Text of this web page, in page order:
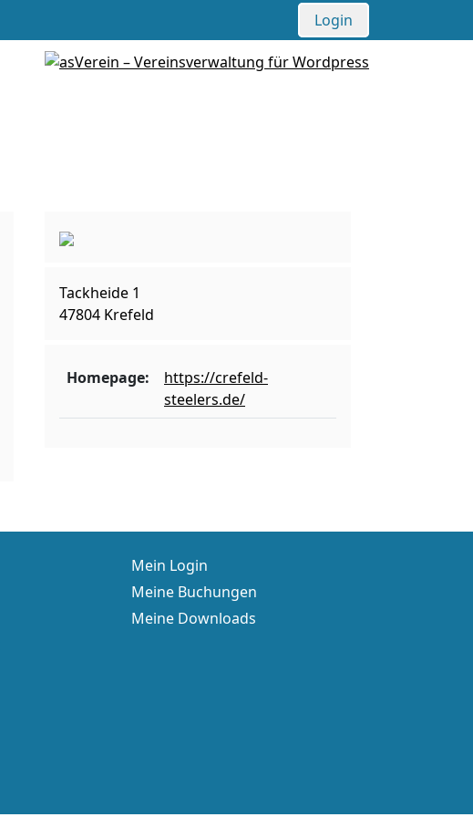
Login
Tackheide 1
47804 Krefeld
Homepage:
https://crefeld-
steelers.de/
Mein Login
Meine Buchungen
Meine Downloads